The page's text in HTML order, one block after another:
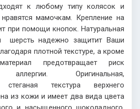
к любому типу колясок и
мамочкам. Крепление на
при помощи кнопок. Натуральная
шерсть надежно защитит Ваши
плотной текстуре, а кроме
предотвращает риск
аллергии. Оригинальная,
стеганая текстура верхнего
из кожи и имеет два вида цвета